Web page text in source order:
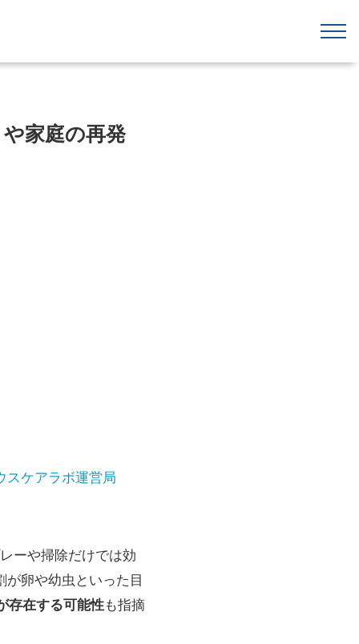
家庭の再発
スケアラボ運営局
ーや掃除だけでは効
卵や幼虫といった目
存在する可能性も指摘